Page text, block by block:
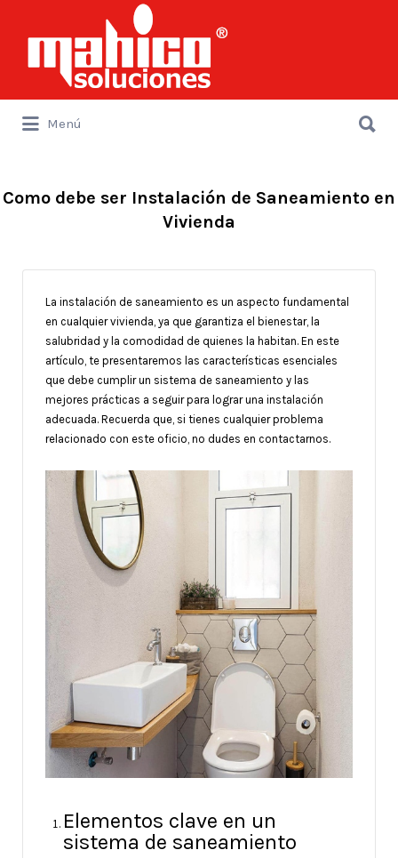
por:
Menú
por:
Como debe ser Instalación de Saneamiento en
Vivienda
La instalación de saneamiento es un aspecto fundamental
en cualquier vivienda, ya que garantiza el bienestar, la
salubridad y la comodidad de quienes la habitan. En este
artículo, te presentaremos las características esenciales
que debe cumplir un sistema de saneamiento y las
mejores prácticas a seguir para lograr una instalación
adecuada. Recuerda que, si tienes cualquier problema
relacionado con este oficio, no dudes en contactarnos.
Elementos clave en un
sistema de saneamiento